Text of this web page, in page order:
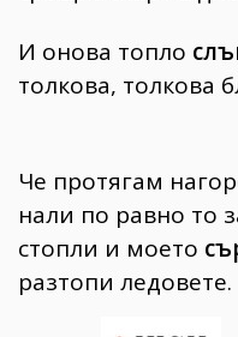
Wellness
1817
НИ
И онова топло
толкова, толкова
Че протягам
нали по равно то
стопли и моето
разтопи ледовете.